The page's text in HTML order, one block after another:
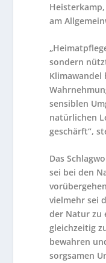
am
sondern
sensiblen
natürlichen
geschärft“,
Das
sei bei den
vielmehr sei
der Natur zu
gleichzeitig
bewahren
sorgsamen